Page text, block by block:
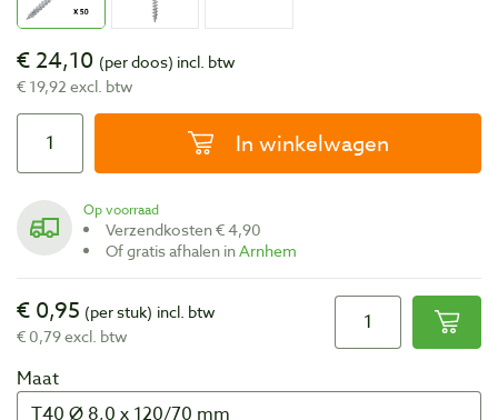
€ 24,10 (per doos) incl. btw
€ 19,92 excl. btw
In winkelwagen
Op voorraad
Verzendkosten € 4,90
Of gratis afhalen inArnhem
€ 0,95 (per stuk) incl. btw
€ 0,79 excl. btw
Maat